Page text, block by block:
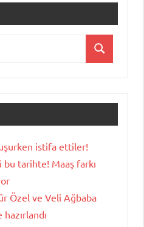
Ara
istifa ettiler!
tarihte! Maaş farkı
Özel ve Veli Ağbaba